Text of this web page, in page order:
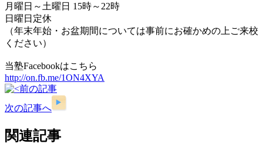
月曜日～土曜日 15時～22時
日曜日定休
（年末年始・お盆期間については事前にお確かめの上ご来校
ください）
当塾Facebookはこちら
http://on.fb.me/1ON4XYA
前の記事
次の記事へ
関連記事